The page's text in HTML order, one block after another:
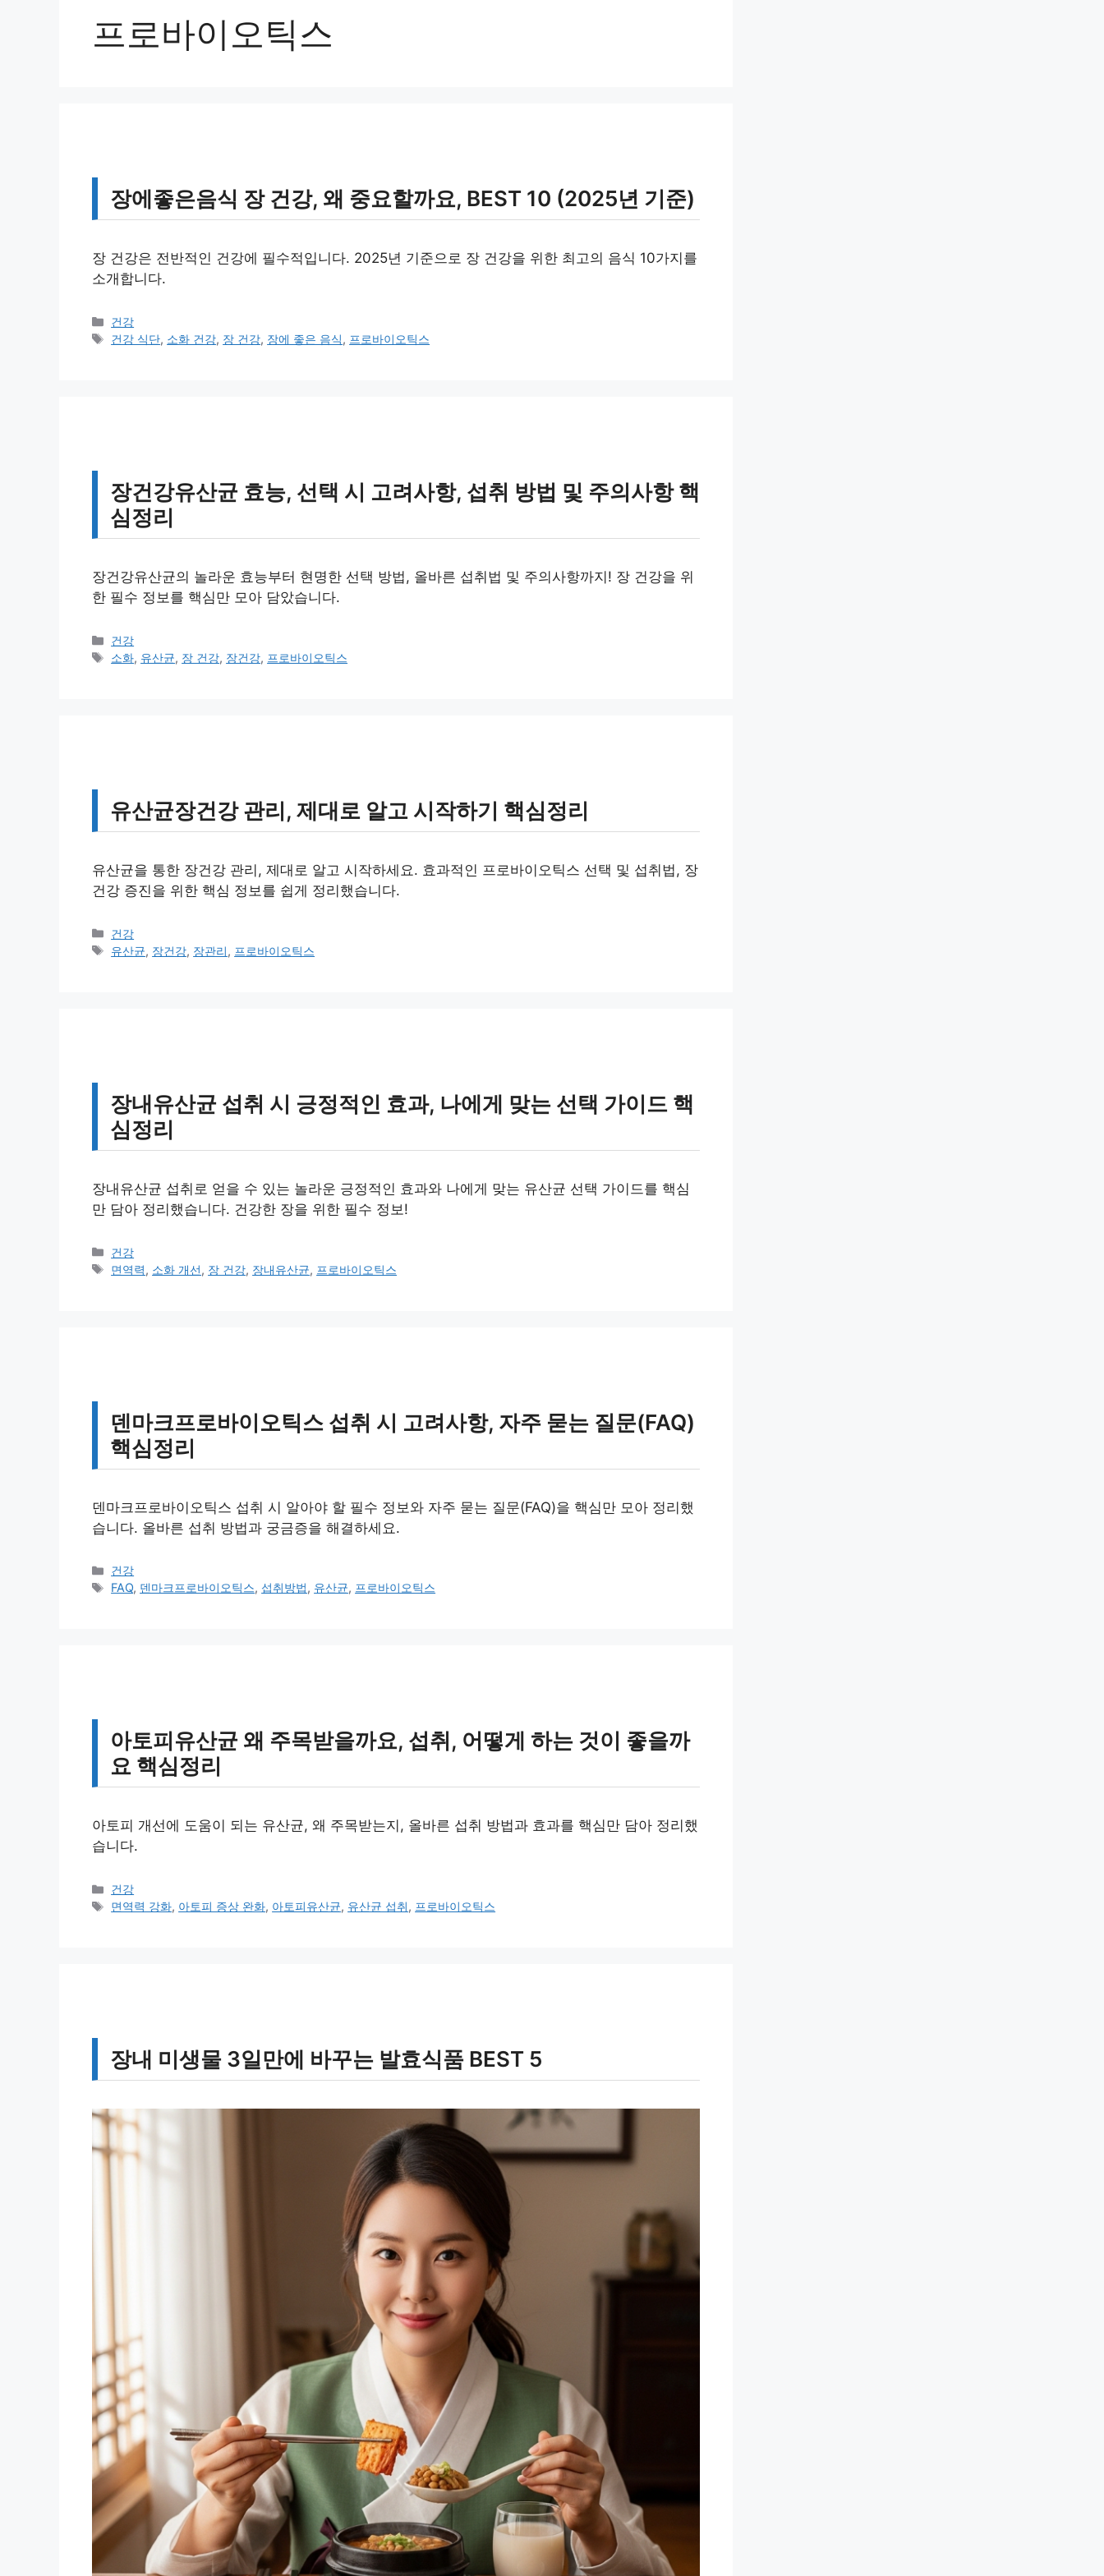
프로바이오틱스
장에좋은음식 장 건강, 왜 중요할까요, BEST 10 (2025년 기준)
장 건강은 전반적인 건강에 필수적입니다. 2025년 기준으로 장 건강을 위한 최고의 음식 10가지를
소개합니다.
카
테
건강
태
건강 식단, 소화 건강, 장 건강, 장에 좋은 음식, 프로바이오틱스
장건강유산균 효능, 선택 시 고려사항, 섭취 방법 및 주의사항 핵
심정리
장건강유산균의 놀라운 효능부터 현명한 선택 방법, 올바른 섭취법 및 주의사항까지! 장 건강을 위
한 필수 정보를 핵심만 모아 담았습니다.
카
테
건강
태
소화, 유산균, 장 건강, 장건강, 프로바이오틱스
유산균장건강 관리, 제대로 알고 시작하기 핵심정리
유산균을 통한 장건강 관리, 제대로 알고 시작하세요. 효과적인 프로바이오틱스 선택 및 섭취법, 장
건강 증진을 위한 핵심 정보를 쉽게 정리했습니다.
카
테
건강
태
유산균, 장건강, 장관리, 프로바이오틱스
장내유산균 섭취 시 긍정적인 효과, 나에게 맞는 선택 가이드 핵
심정리
장내유산균 섭취로 얻을 수 있는 놀라운 긍정적인 효과와 나에게 맞는 유산균 선택 가이드를 핵심
만 담아 정리했습니다. 건강한 장을 위한 필수 정보!
카
테
건강
태
면역력, 소화 개선, 장 건강, 장내유산균, 프로바이오틱스
덴마크프로바이오틱스 섭취 시 고려사항, 자주 묻는 질문(FAQ)
핵심정리
덴마크프로바이오틱스 섭취 시 알아야 할 필수 정보와 자주 묻는 질문(FAQ)을 핵심만 모아 정리했
습니다. 올바른 섭취 방법과 궁금증을 해결하세요.
카
테
건강
태
FAQ, 덴마크프로바이오틱스, 섭취방법, 유산균, 프로바이오틱스
아토피유산균 왜 주목받을까요, 섭취, 어떻게 하는 것이 좋을까
요 핵심정리
아토피 개선에 도움이 되는 유산균, 왜 주목받는지, 올바른 섭취 방법과 효과를 핵심만 담아 정리했
습니다.
카
테
건강
태
면역력 강화, 아토피 증상 완화, 아토피유산균, 유산균 섭취, 프로바이오틱스
장내 미생물 3일만에 바꾸는 발효식품 BEST 5